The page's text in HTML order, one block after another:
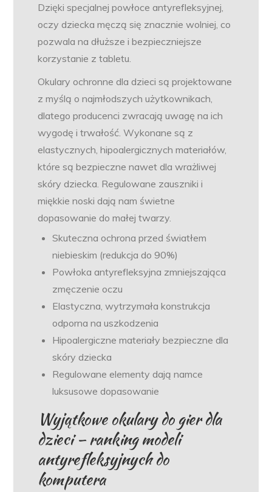
Dzięki specjalnej powłoce antyrefleksyjnej,
oczy dziecka męczą się znacznie wolniej, co
pozwala na dłuższe i bezpieczniejsze
korzystanie z tabletu.
Okulary ochronne dla dzieci są projektowane
z myślą o najmłodszych użytkownikach,
dlatego producenci zwracają uwagę na ich
wygodę i trwałość. Wykonane są z
elastycznych, hipoalergicznych materiałów,
które są bezpieczne nawet dla wrażliwej
skóry dziecka. Regulowane zauszniki i
miękkie noski dają nam świetne
dopasowanie do małej twarzy.
Skuteczna ochrona przed światłem
niebieskim (redukcja do 90%)
Powłoka antyrefleksyjna zmniejszająca
zmęczenie oczu
Elastyczna, wytrzymała konstrukcja
odporna na uszkodzenia
Hipoalergiczne materiały bezpieczne dla
skóry dziecka
Regulowane elementy dają namce
luksusowe dopasowanie
Wyjątkowe okulary do gier dla
dzieci – ranking modeli
antyrefleksyjnych do
komputera